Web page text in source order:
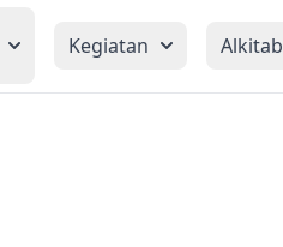
Kegiatan Alkitab